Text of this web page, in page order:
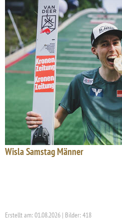
Wisla Samstag Männer
Erstellt am: 01.08.2026 | Bilder: 418